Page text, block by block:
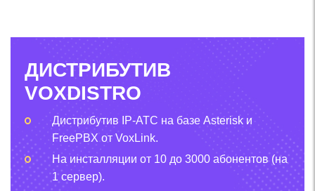
ДИСТРИБУТИВ
VOXDISTRO
Дистрибутив IP-АТС на базе Asterisk и
FreePBX от VoxLink.
На инсталляции от 10 до 3000 абонентов (на
1 сервер).